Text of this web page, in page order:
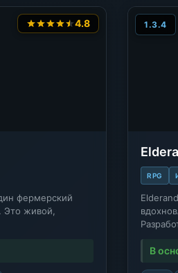
4.8
фермерский
Это живой,
1.3.4
RPG
В